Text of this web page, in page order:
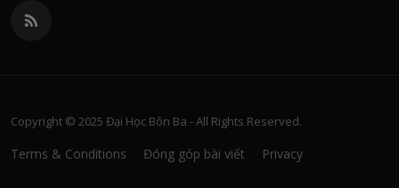
Copyright © 2025 Đại Học Bôn Ba - All Rights Reserved.
Terms & Conditions Đóng góp bài viết Privacy